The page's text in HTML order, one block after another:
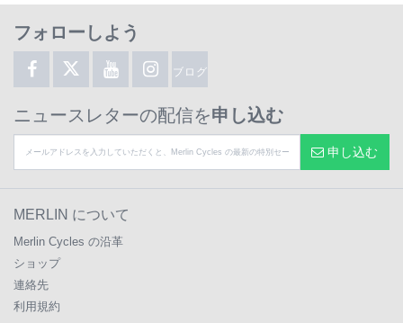
フォローしよう
ブログ
ニュースレターの配信を申し込む
申し込む
MERLIN について
Merlin Cycles の沿革
ショップ
連絡先
利用規約